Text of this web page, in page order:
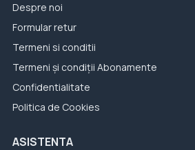
Despre noi
Formular retur
Termeni si conditii
Termeni și condiții Abonamente
Confidentialitate
Politica de Cookies
ASISTENTA